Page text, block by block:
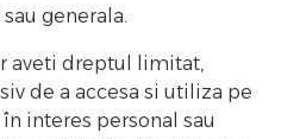
generala.
aveti dreptul limitat,
de a accesa si utiliza pe
interes personal sau